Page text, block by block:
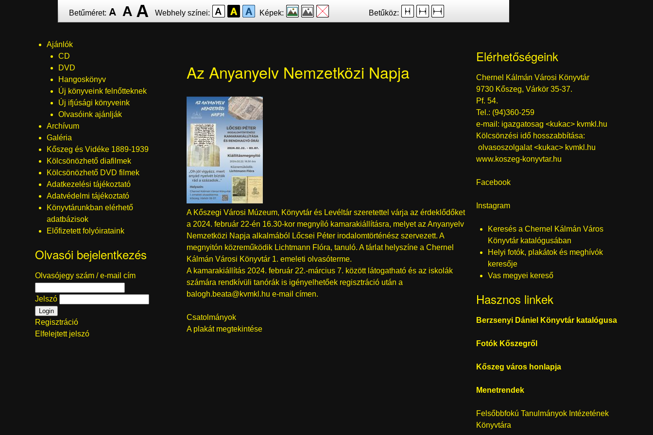
Betűméret: Webhely színei: Képek: Betűköz:
Menü
Ajánlók
CD
DVD
Hangoskönyv
Új könyveink felnőtteknek
Új ifjúsági könyveink
Olvasóink ajánlják
Archívum
Galéria
Kőszeg és Vidéke 1889-1939
Kölcsönözhető diafilmek
Kölcsönözhető DVD filmek
Adatkezelési tájékoztató
Adatvédelmi tájékoztató
Könyvtárunkban elérhető
adatbázisok
Előfizetett folyóirataink
Olvasói bejelentkezés
Olvasójegy szám / e-mail cím
Jelszó
Regisztráció
Elfelejtett jelszó
Az Anyanyelv Nemzetközi Napja
A Kőszegi Városi Múzeum, Könyvtár és Levéltár szeretettel várja az érdeklődőket
a 2024. február 22-én 16.30-kor megnyíló kamarakiállításra, melyet az Anyanyelv
Nemzetközi Napja alkalmából Lőcsei Péter irodalomtörténész szervezett. A
megnyitón közreműködik Lichtmann Flóra, tanuló. A tárlat helyszíne a Chernel
Kálmán Városi Könyvtár 1. emeleti olvasóterme.
A kamarakiállítás 2024. február 22.-március 7. között látogatható és az iskolák
számára rendkívüli tanórák is igényelhetőek regisztráció után a
balogh.beata@kvmkl.hu e-mail címen.
Csatolmányok
A plakát megtekintése
Elérhetőségeink
Chernel Kálmán Városi Könyvtár
9730 Kőszeg, Várkör 35-37.
Pf. 54.
Tel.: (94)360-259
e-mail: igazgatosag <kukac> kvmkl.hu
Kölcsönzési idő hosszabbítása:
olvasoszolgalat <kukac> kvmkl.hu
www.koszeg-konyvtar.hu
Facebook
Instagram
Katalógusok
Keresés a Chernel Kálmán Város
Könyvtár katalógusában
Helyi fotók, plakátok és meghívók
keresője
Vas megyei kereső
Hasznos linkek
Berzsenyi Dániel Könyvtár katalógusa
Fotók Kőszegről
Kőszeg város honlapja
Menetrendek
Felsőbbfokú Tanulmányok Intézetének
Könyvtára